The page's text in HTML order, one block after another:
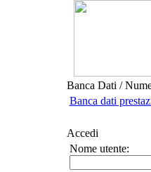
Banca Dati /
Banca dati
Accedi
Nome utente: